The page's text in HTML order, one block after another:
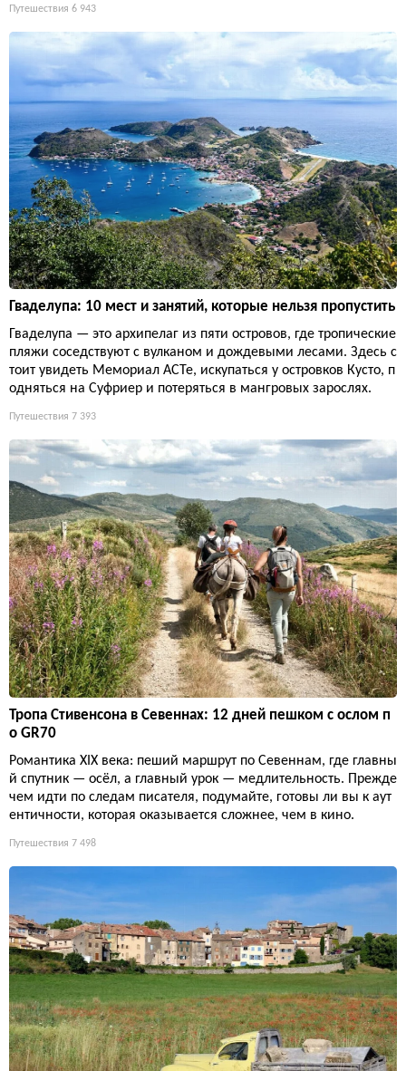
Путешествия 6 943
Гваделупа: 10 мест и занятий, которые нельзя пропустить
Гваделупа — это архипелаг из пяти островов, где тропические
пляжи соседствуют с вулканом и дождевыми лесами. Здесь с
тоит увидеть Мемориал ACTe, искупаться у островков Кусто, п
одняться на Суфриер и потеряться в мангровых зарослях.
Путешествия 7 393
Тропа Стивенсона в Севеннах: 12 дней пешком с ослом п
о GR70
Романтика XIX века: пеший маршрут по Севеннам, где главны
й спутник — осёл, а главный урок — медлительность. Прежде
чем идти по следам писателя, подумайте, готовы ли вы к аут
ентичности, которая оказывается сложнее, чем в кино.
Путешествия 7 498